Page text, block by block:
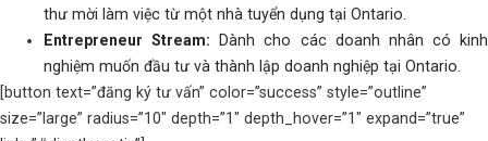
thư mời làm việc từ một nhà tuyển dụng tại Ontario.
Entrepreneur Stream: Dành cho các doanh nhân có kinh
nghiệm muốn đầu tư và thành lập doanh nghiệp tại Ontario.
[button text=”đăng ký tư vấn” color=”success” style=”outline”
size=”large” radius=”10″ depth=”1″ depth_hover=”1″ expand=”true”